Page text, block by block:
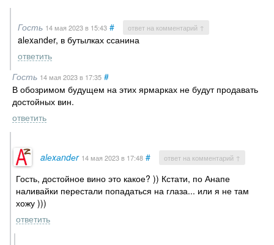
Гость 14 мая 2023в 15:43 # ответ на комментарий ↑
alеxаndеr, в бутылках ссанина
ответить
Гость 14 мая 2023в 17:35 #
В обозримом будущем на этих ярмарках не будут продавать
достойных вин.
ответить
alеxаndеr 14 мая 2023в 17:48 # ответ на комментарий ↑
Гость, достойное вино это какое? )) Кстати, по Анапе
наливайки перестали попадаться на глаза... или я не там
хожу )))
ответить